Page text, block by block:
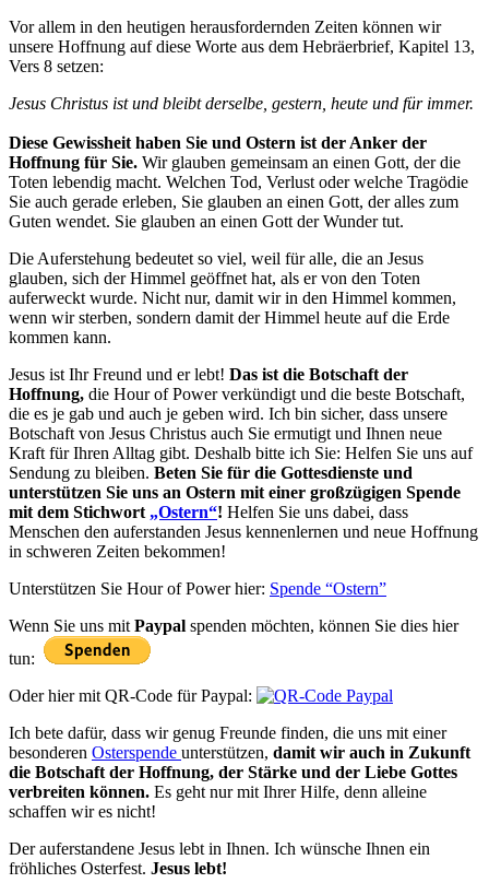
Vor allem in den heutigen herausfordernden Zeiten können wir
unsere Hoffnung auf diese Worte aus dem Hebräerbrief, Kapitel 13,
Vers 8 setzen:
Jesus Christus ist und bleibt derselbe, gestern, heute und für immer.
Diese Gewissheit haben Sie und Ostern ist der Anker der
Hoffnung für Sie. Wir glauben gemeinsam an einen Gott, der die
Toten lebendig macht. Welchen Tod, Verlust oder welche Tragödie
Sie auch gerade erleben, Sie glauben an einen Gott, der alles zum
Guten wendet. Sie glauben an einen Gott der Wunder tut.
Die Auferstehung bedeutet so viel, weil für alle, die an Jesus
glauben, sich der Himmel geöffnet hat, als er von den Toten
auferweckt wurde. Nicht nur, damit wir in den Himmel kommen,
wenn wir sterben, sondern damit der Himmel heute auf die Erde
kommen kann.
Jesus ist Ihr Freund und er lebt! Das ist die Botschaft der
Hoffnung, die Hour of Power verkündigt und die beste Botschaft,
die es je gab und auch je geben wird. Ich bin sicher, dass unsere
Botschaft von Jesus Christus auch Sie ermutigt und Ihnen neue
Kraft für Ihren Alltag gibt. Deshalb bitte ich Sie: Helfen Sie uns auf
Sendung zu bleiben. Beten Sie für die Gottesdienste und
unterstützen Sie uns an Ostern mit einer großzügigen Spende
mit dem Stichwort „Ostern“! Helfen Sie uns dabei, dass
Menschen den auferstanden Jesus kennenlernen und neue Hoffnung
in schweren Zeiten bekommen!
Unterstützen Sie Hour of Power hier: Spende “Ostern”
Wenn Sie uns mit Paypal spenden möchten, können Sie dies hier
tun:
Oder hier mit QR-Code für Paypal:
Ich bete dafür, dass wir genug Freunde finden, die uns mit einer
besonderen Osterspende unterstützen, damit wir auch in Zukunft
die Botschaft der Hoffnung, der Stärke und der Liebe Gottes
verbreiten können. Es geht nur mit Ihrer Hilfe, denn alleine
schaffen wir es nicht!
Der auferstandene Jesus lebt in Ihnen. Ich wünsche Ihnen ein
fröhliches Osterfest. Jesus lebt!